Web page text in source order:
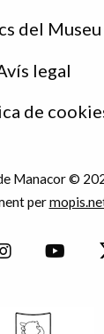
del Museu
legal
de
Manacor ©
per